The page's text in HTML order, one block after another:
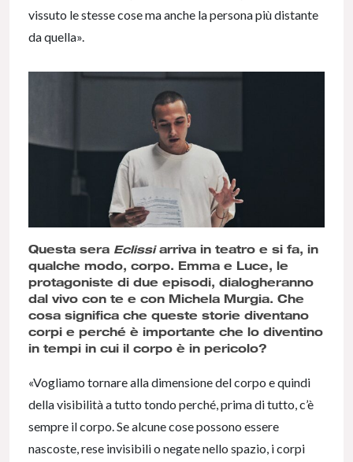
vissuto le stesse cose ma anche la persona più distante
da quella».
Questa sera Eclissiarriva in teatro e si fa, in
qualche modo, corpo. Emma e Luce, le
protagoniste di due episodi, dialogheranno
dal vivo con te e con Michela Murgia. Che
cosa significa che queste storie diventano
corpi e perché è importante che lo diventino
in tempi in cui il corpo è in pericolo?
«Vogliamo tornare alla dimensione del corpo e quindi
della visibilità a tutto tondo perché, prima di tutto, c’è
sempre il corpo. Se alcune cose possono essere
nascoste, rese invisibili o negate nello spazio, i corpi